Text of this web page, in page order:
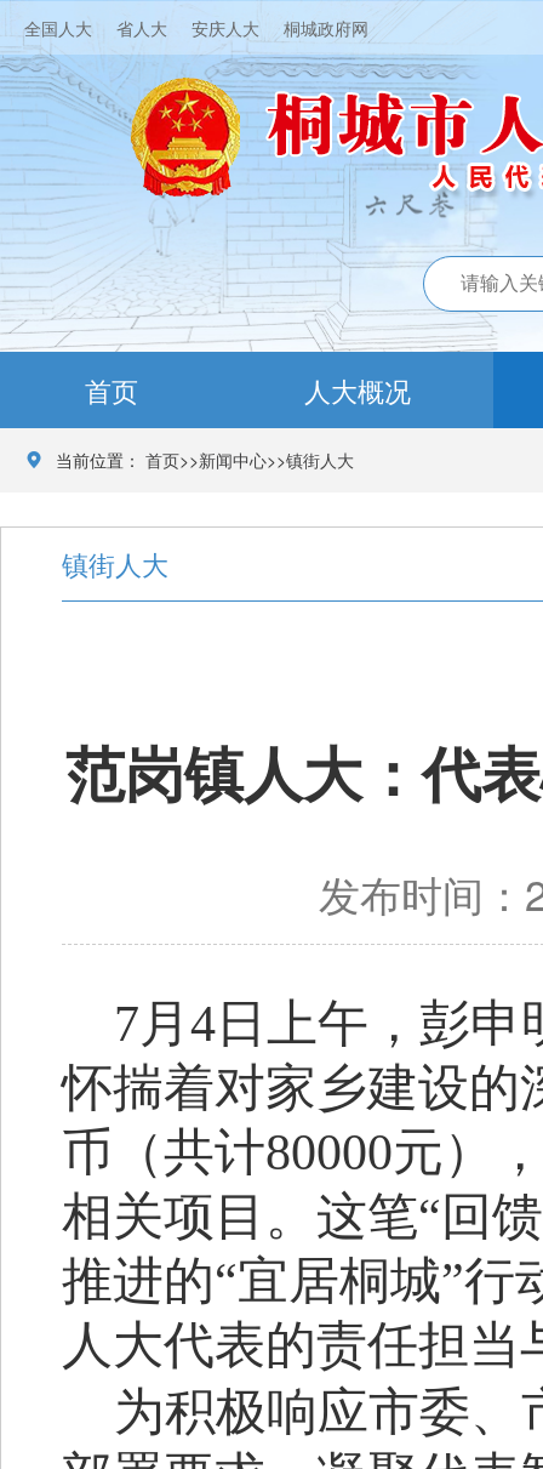
全国人大 省人大 安庆人大 桐城政府网
首页 人大概况
 当前位置： 首页>>新闻中心>>镇街人大
镇街人大
范岗镇人大：代
发布时间
7月4日 上午， 彭申
怀揣着对家乡建设的
币 （共计80000元）
相关项目。这笔“回
推进的“宜居桐城”行
人大代表的责任担当
为积极响应市委、